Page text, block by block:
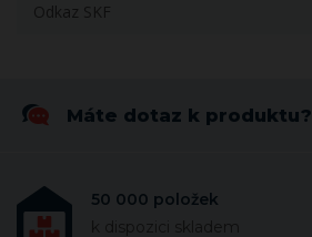
Odkaz SKF
Máte dotaz k produktu?
50 000 položek